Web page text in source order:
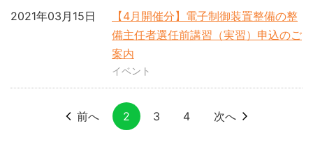
【4月開催分】電子制御装置整備の整
備主任者選任前講習（実習）申込のご
案内
2021年03月15日
イベント
前へ 2 3 4 次へ